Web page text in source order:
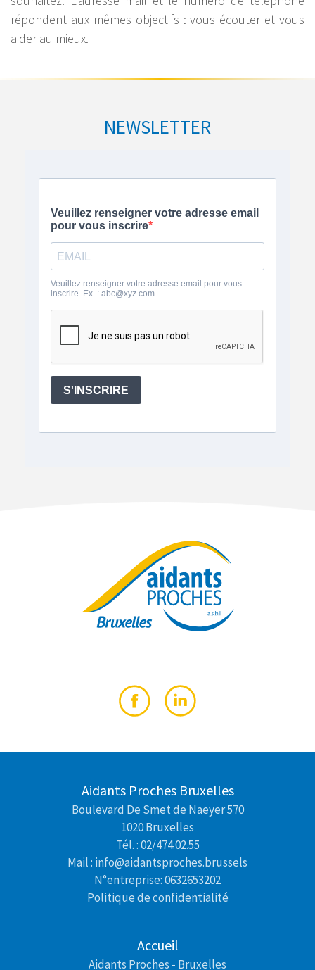
répondent aux mêmes objectifs : vous écouter et vous
aider au mieux.
NEWSLETTER
Aidants Proches Bruxelles
Boulevard De Smet de Naeyer 570
1020 Bruxelles
Tél. : 02/474.02.55
Mail : info@aidantsproches.brussels
N°entreprise: 0632653202
Politique de confidentialité
Accueil
Aidants Proches - Bruxelles